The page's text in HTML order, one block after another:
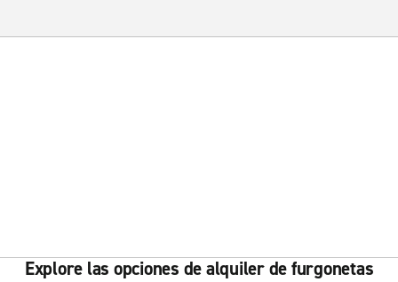
Explore las opciones de alquiler de furgonetas